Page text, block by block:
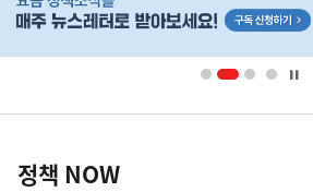
기
단
배
영
책
정책 NOW